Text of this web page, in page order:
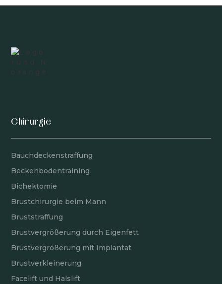
Chirurgie
Bauchdeckenstraffung
Beckenbodentraining
Bichektomie
Brustchirurgie beim Mann
Bruststraffung
Brustvergrößerung durch Eigenfett
Brustvergrößerung mit Implantat
Brustverkleinerung
Facelift und Halslift